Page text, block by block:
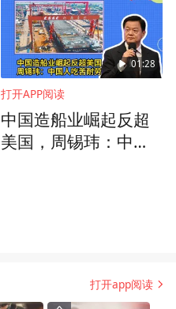
01:28
打开APP阅读
中国造船业崛起反超
美国，周锡玮：中国
打开app阅读